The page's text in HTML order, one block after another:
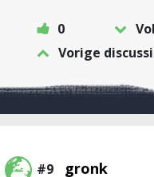
0
Vorige
#9 gronk